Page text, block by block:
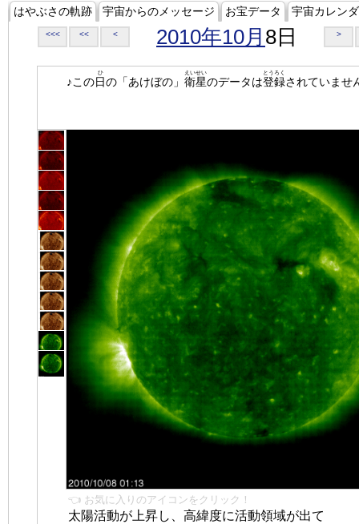
はやぶさの軌跡 宇宙からのメッセージ お宝データ 宇宙カレン
<<< << < 2010年10月 8日 >
♪この日
ひ
の「あけぼの」 衛星
えいせい
のデータは登録
とうろく
されていませ
👈 お気に入りのアイコンをクリック！
太陽活動が上昇し、高緯度に活動領域が出て